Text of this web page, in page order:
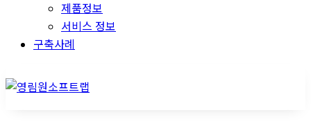
제품정보
서비스 정보
구축사례